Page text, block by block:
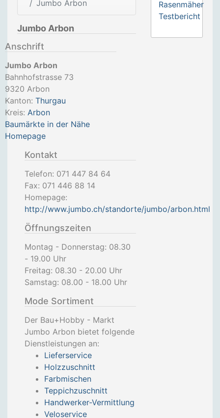
Jumbo Arbon
Jumbo Arbon
Anschrift
Jumbo Arbon
Bahnhofstrasse 73
9320 Arbon
Kanton: Thurgau
Kreis: Arbon
Baumärkte in der Nähe
Homepage
Kontakt
Telefon: 071 447 84 64
Fax: 071 446 88 14
Homepage:
http://www.jumbo.ch/standorte/jumbo/arbon.html
Öffnungszeiten
Montag - Donnerstag: 08.30
- 19.00 Uhr
Freitag: 08.30 - 20.00 Uhr
Samstag: 08.00 - 18.00 Uhr
Mode Sortiment
Der Bau+Hobby - Markt
Jumbo Arbon bietet folgende
Dienstleistungen an:
Lieferservice
Holzzuschnitt
Farbmischen
Teppichzuschnitt
Handwerker-Vermittlung
Veloservice
Rasenmäher
Testbericht